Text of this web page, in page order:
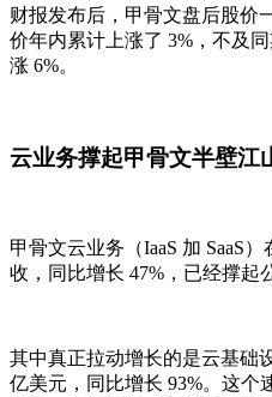
财报发布后，甲骨文盘后股价
价年内累计上涨了 3%，不及
涨 6%。
云业务撑起甲骨文半壁江
甲骨文云业务（IaaS 加 SaaS
收，同比增长 47%，已经撑起
其中真正拉动增长的是云基础
亿美元，同比增长 93%。这个